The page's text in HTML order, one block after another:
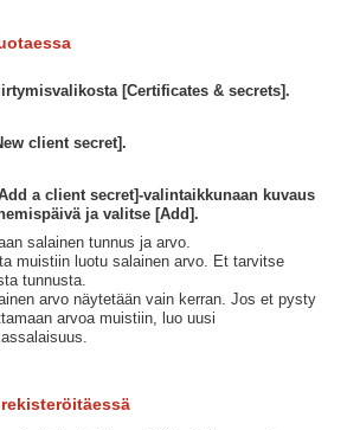
[Certificates & secrets].
client secret].
a client secret]-valintaikkunaan kuvaus
ja valitse [Add].
salainen tunnus ja arvo.
muistiin luotu salainen arvo. Et tarvitse
tunnusta.
arvo näytetään vain kerran. Jos et pysty
arvoa muistiin, luo uusi